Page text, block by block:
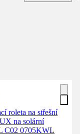
roleta na střešní
na solární
C02 0705KWL